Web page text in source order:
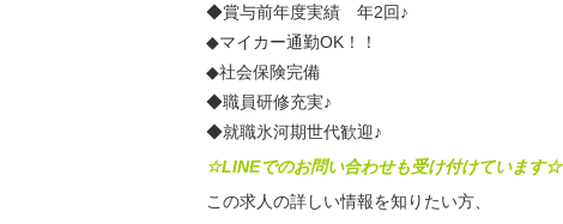
◆賞与前年度実績 年2回♪
◆マイカー通勤OK！！
◆社会保険完備
◆職員研修充実♪
◆就職氷河期世代歓迎♪
☆LINEでのお問い合わせも受け付けています☆
この求人の詳しい情報を知りたい方、